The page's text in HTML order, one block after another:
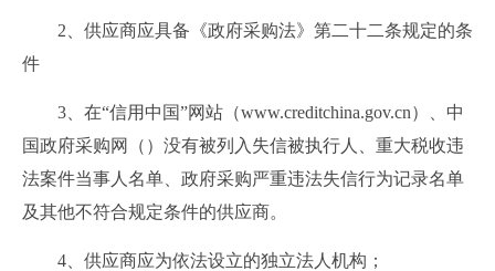
2 、供应商应具备《政府采购法》第二十二条规定的条
件
3 、在“信用中国”网站（www.creditchina.gov.cn）、中
国政府采购网（ ）没有被列入失信被执行人、重大税收违
法案件当事人名单、政府采购严重违法失信行为记录名单
及其他不符合规定条件的供应商。
4 、供应商应为依法设立的独立法人机构；